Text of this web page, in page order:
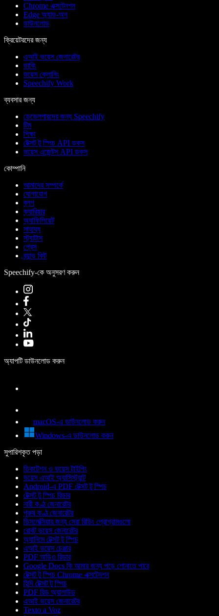
Chrome এক্সটেনশন
Edge অ্যাড-অন
ডাউনলোড
ক্রিয়েটরদের জন্য
এআই ভয়েস জেনারেটর
ডাবিং
ভয়েস ক্লোনিং
Speechify Work
ব্যবসার জন্য
ডেভেলপারদের জন্য Speechify
টিম
শিক্ষা
টেক্সট টু স্পিচ API ডকস
ভয়েস এজেন্টস API ডকস
কোম্পানি
আমাদের সম্পর্কে
যোগাযোগ
ব্লগ
ক্যারিয়ার
অ্যাফিলিয়েট
সাহায্য
স্ট্যাটাস
প্রেস
ব্র্যান্ড কিট
Speechify-কে অনুসরণ করুন
অ্যাপটি ডাউনলোড করুন
macOS-এ ডাউনলোড করুন
Windows-এ ডাউনলোড করুন
সুপারিশকৃত পড়া
ডিকটেশন ও ভয়েস টাইপিং
ভয়েস এআই অ্যাসিস্ট্যান্ট
Android-এ PDF টেক্সট টু স্পিচ
টেক্সট টু স্পিচ রিডার
নারী কণ্ঠ জেনারেটর
পুরুষ কণ্ঠ জেনারেটর
ডিসলেক্সিয়ার জন্য সেরা রিডিং প্রোগ্রামগুলো
রোবট ভয়েস জেনারেটর
অ্যানিমে টেক্সট টু স্পিচ
এআই ভয়েস চেঞ্জার
PDF অডিও রিডার
Google Docs কি আমার জন্য পড়ে শোনাতে পারে
টেক্সট টু স্পিচ Chrome এক্সটেনশন
হিন্দি টেক্সট টু স্পিচ
PDF রিড অ্যালাউড
এআই ভয়েস জেনারেটর
Texto a Voz